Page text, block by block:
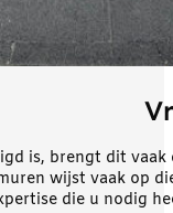
is, brengt dit
wijst vaak op
die u nodig